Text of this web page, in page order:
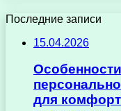
Последние записи
15.04.2026
для